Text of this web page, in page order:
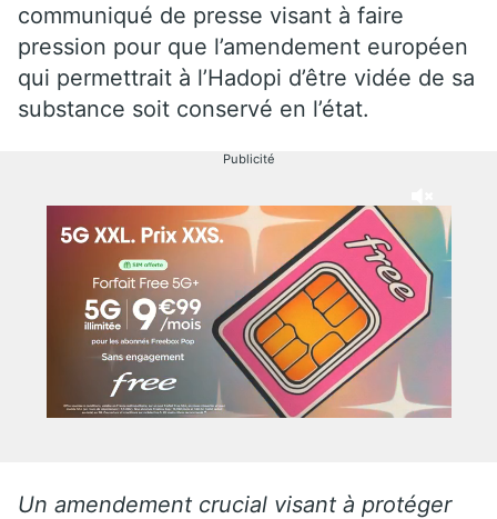
communiqué de presse visant à faire
pression pour que l’amendement européen
qui permettrait à l’Hadopi d’être vidée de sa
substance soit conservé en l’état.
Publicité
Un amendement crucial visant à protéger